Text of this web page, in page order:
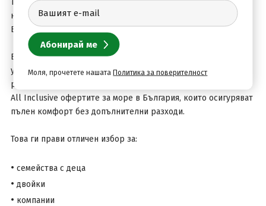
Тези курорти предлагат разнообразие от възможности за
настаняване и са сред най-търсените за лятна почивка в
България.
В категорията ще откриете хотели на море с различни
удобства – външни и вътрешни басейни, СПА центрове,
ресторанти, детски зони и анимация. Особено популярни са
All Inclusive офертите за море в България, които осигуряват
пълен комфорт без допълнителни разходи.
Това ги прави отличен избор за:
• семейства с деца
• двойки
• компании
Моля, прочетете нашатаПолитика за поверителност